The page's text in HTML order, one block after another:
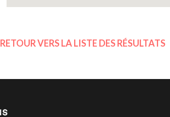
RETOUR VERS LA LISTE DES RÉSULTATS